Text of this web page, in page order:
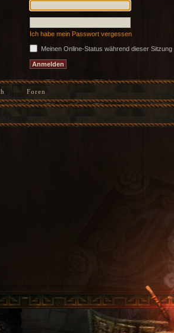
Ich habe mein Passwort vergessen
Meinen Online-Status während dieser
Foren